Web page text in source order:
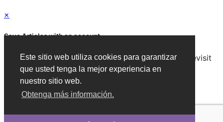
Este sitio web utiliza cookies para garantizar
que usted tenga la mejor experiencia en
nuestro sitio web.
Obtenga más información.
×
Save Articles with an account
After signing in, you can save articles and easily revisit
them on any device.
Create an Account